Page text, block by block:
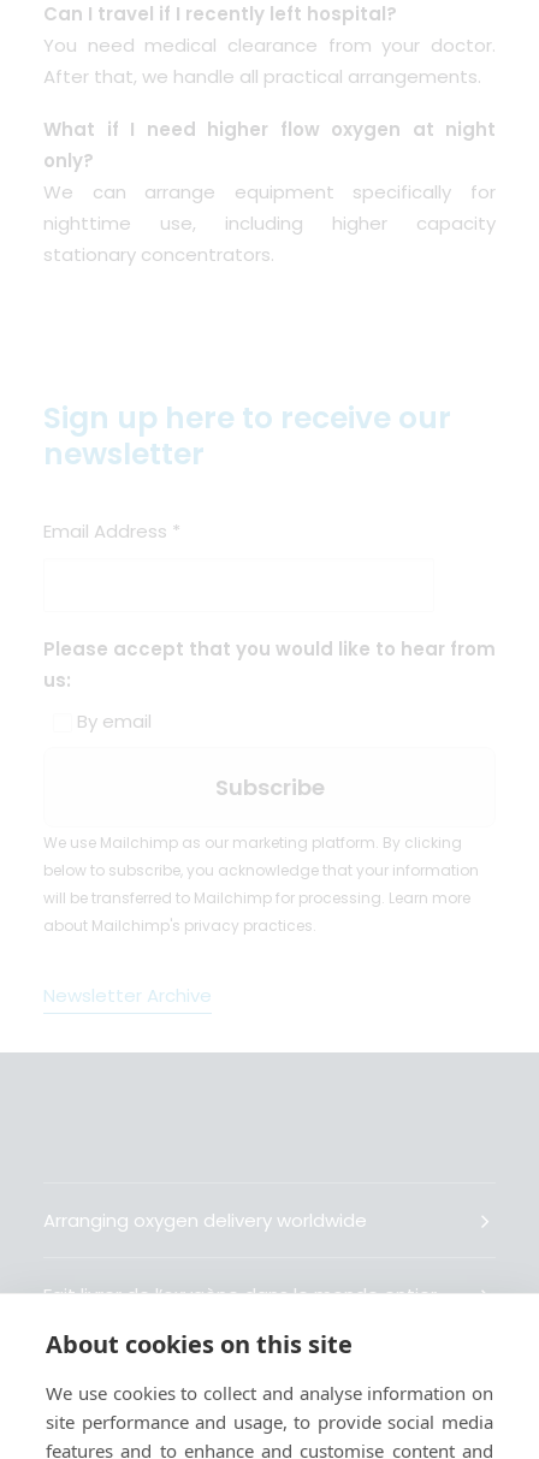
Can I travel if I recently left hospital?
You need medical clearance from your doctor.
After that, we handle all practical arrangements.
What if I need higher flow oxygen at night
only?
We can arrange equipment specifically for
nighttime use, including higher capacity
stationary concentrators.
Sign up here to receive our
newsletter
Email Address *
Please accept that you would like to hear from
us:
By email
We use Mailchimp as our marketing platform. By clicking
below to subscribe, you acknowledge that your information
will be transferred to Mailchimp for processing. Learn more
about Mailchimp's privacy practices.
Newsletter Archive
Arranging oxygen delivery worldwide
Fait livrer de l’oxygène dans le monde entier
Gestiona la entrega de oxígeno medicinal en el
About cookies on this site
We use cookies to collect and analyse information on
site performance and usage, to provide social media
features and to enhance and customise content and